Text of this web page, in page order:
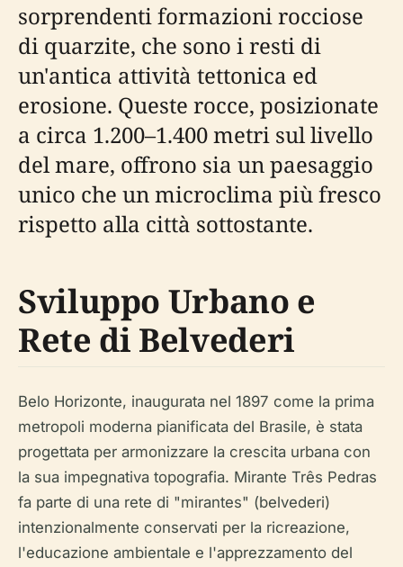
sorprendenti formazioni rocciose
di quarzite, che sono i resti di
un'antica attività tettonica ed
erosione. Queste rocce, posizionate
a circa 1.200–1.400 metri sul livello
del mare, offrono sia un paesaggio
unico che un microclima più fresco
rispetto alla città sottostante.
Sviluppo Urbano e
Rete di Belvederi
Belo Horizonte, inaugurata nel 1897 come la prima
metropoli moderna pianificata del Brasile, è stata
progettata per armonizzare la crescita urbana con
la sua impegnativa topografia. Mirante Três Pedras
fa parte di una rete di "mirantes" (belvederi)
intenzionalmente conservati per la ricreazione,
l'educazione ambientale e l'apprezzamento del